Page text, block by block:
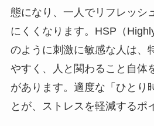
態になり、一人でリフレッシ
にくくなります。HSP（
のように刺激に敏感な人は、
やすく、人と関わること自体
があります。適度な「ひとり
とが、ストレスを軽減するポ